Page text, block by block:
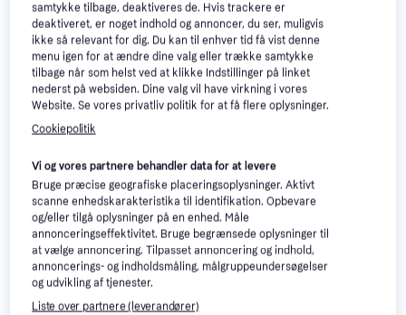
Plus 39352-1 Yderdør Klart
glas V (88.6x197.8cm)
Yderdør, Venstre hængtKlart glas,
Enkeltdør
2.137 kr.
7 butikker
Swedoor Clever-Line P-1200
Yderdør S 9000-N
(94.8x211.5cm)
Yderdør, Enkeltdør, ASSA 8765,
Justérbar
3.899 kr. 4.449 kr.
samtykke tilbage, deaktiveres de. Hvis trackere er
deaktiveret, er noget indhold og annoncer, du ser, muligvis
ikke så relevant for dig. Du kan til enhver tid få vist denne
menu igen for at ændre dine valg eller trække samtykke
tilbage når som helst ved at klikke Indstillinger på linket
nederst på websiden. Dine valg vil have virkning i vores
Website. Se vores privatliv politik for at få flere oplysninger.
Cookiepolitik
Vi og vores partnere behandler data for at levere
Bruge præcise geografiske placeringsoplysninger. Aktivt
scanne enhedskarakteristika til identifikation. Opbevare
og/eller tilgå oplysninger på en enhed. Måle
annonceringseffektivitet. Bruge begrænsede oplysninger til
at vælge annoncering. Tilpasset annoncering og indhold,
annoncerings- og indholdsmåling, målgruppeundersøgelser
og udvikling af tjenester.
Liste over partnere (leverandører)